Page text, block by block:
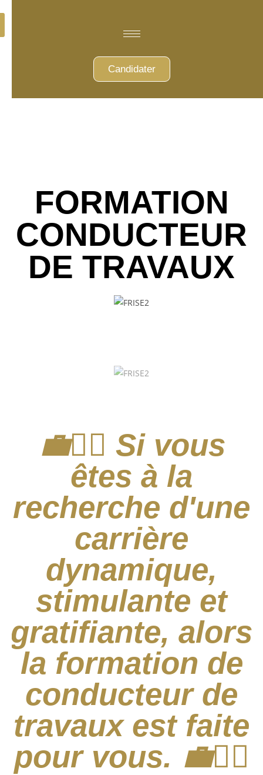
Candidater
FORMATION
CONDUCTEUR
DE TRAVAUX
💼👷‍♂️ Si vous
êtes à la
recherche d'une
carrière
dynamique,
stimulante et
gratifiante, alors
la formation de
conducteur de
travaux est faite
pour vous. 💼👷‍♂️